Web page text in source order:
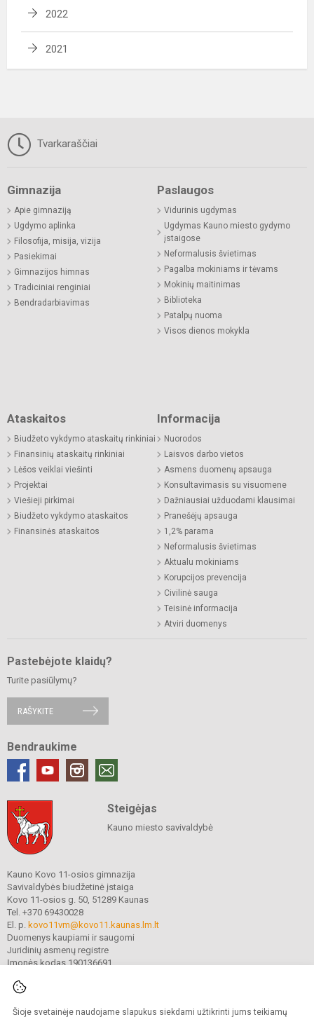
Šioje svetainėje naudojame slapukus siekdami užtikrinti jums teikiamų
2022
2021
Tvarkaraščiai
Gimnazija
Apie gimnaziją
Ugdymo aplinka
Filosofija, misija, vizija
Pasiekimai
Gimnazijos himnas
Tradiciniai renginiai
Bendradarbiavimas
Paslaugos
Vidurinis ugdymas
Ugdymas Kauno miesto gydymo
įstaigose
Neformalusis švietimas
Pagalba mokiniams ir tėvams
Mokinių maitinimas
Biblioteka
Patalpų nuoma
Visos dienos mokykla
Ataskaitos
Biudžeto vykdymo ataskaitų rinkiniai
Finansinių ataskaitų rinkiniai
Lėšos veiklai viešinti
Projektai
Viešieji pirkimai
Biudžeto vykdymo ataskaitos
Finansinės ataskaitos
Informacija
Nuorodos
Laisvos darbo vietos
Asmens duomenų apsauga
Konsultavimasis su visuomene
Dažniausiai užduodami klausimai
Pranešėjų apsauga
1,2% parama
Neformalusis švietimas
Aktualu mokiniams
Korupcijos prevencija
Civilinė sauga
Teisinė informacija
Atviri duomenys
Pastebėjote klaidų?
Turite pasiūlymų?
RAŠYKITE
Bendraukime
Steigėjas
Kauno miesto savivaldybė
Kauno Kovo 11-osios gimnazija
Savivaldybės biudžetinė įstaiga
Kovo 11-osios g. 50, 51289 Kaunas
Tel. +370 69430028
El. p. kovo11vm@kovo11.kaunas.lm.lt
Duomenys kaupiami ir saugomi
Juridinių asmenų registre
Įmonės kodas 190136691
© 2021. Kauno Kovo 11-osios gimnazija. Visos teisės saugomos.